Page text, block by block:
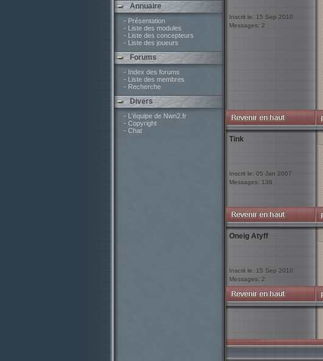
Annuaire
- Présentation
- Liste des modules
- Liste des concepteurs
- Liste des joueurs
Forums
- Index des forums
- Liste des membres
- Recherche
Divers
- L'équipe de Nwn2.fr
- Copyright
- Chat
Inscrit le: 15 Sep 2010
Messages: 2
Tink
Inscrit le: 05 Jan 2007
Messages: 136
Oneig Atyff
Inscrit le: 15 Sep 2010
Messages: 2